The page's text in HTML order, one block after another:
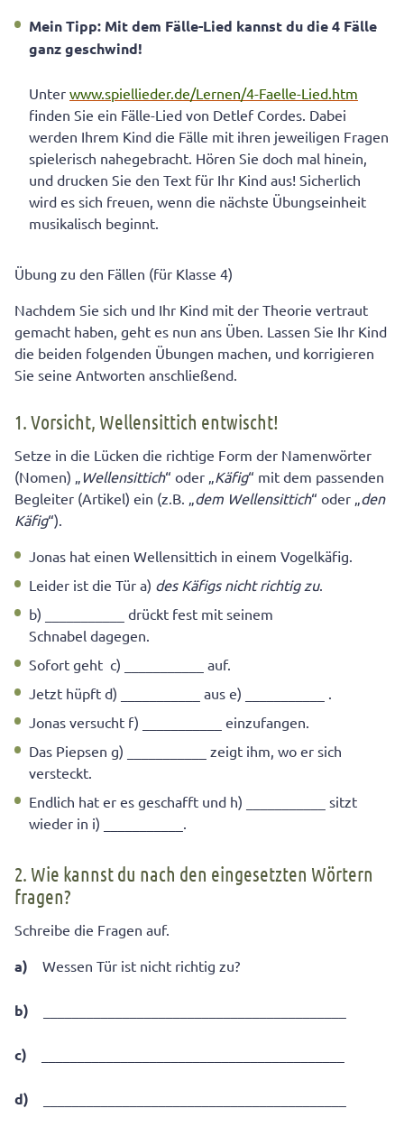
Mein Tipp: Mit dem Fälle-Lied kannst du die 4 Fälle
ganz geschwind!
Unter www.spiellieder.de/Lernen/4-Faelle-Lied.htm
finden Sie ein Fälle-Lied von Detlef Cordes. Dabei
werden Ihrem Kind die Fälle mit ihren jeweiligen Fragen
spielerisch nahegebracht. Hören Sie doch mal hinein,
und drucken Sie den Text für Ihr Kind aus! Sicherlich
wird es sich freuen, wenn die nächste Übungseinheit
musikalisch beginnt.
Übung zu den Fällen (für Klasse 4)
Nachdem Sie sich und Ihr Kind mit der Theorie vertraut
gemacht haben, geht es nun ans Üben. Lassen Sie Ihr Kind
die beiden folgenden Übungen machen, und korrigieren
Sie seine Antworten anschließend.
1. Vorsicht, Wellensittich entwischt!
Setze in die Lücken die richtige Form der Namenwörter
(Nomen) „ Wellensittich“ oder „Käfig“ mit dem passenden
Begleiter (Artikel) ein (z.B. „dem Wellensittich“ oder „den
Käfig“).
Jonas hat einen Wellensittich in einem Vogelkäfig.
Leider ist die Tür a) des Käfigs nicht richtig zu.
b) ___________ drückt fest mit seinem
Schnabel dagegen.
Sofort geht c) ___________ auf.
Jetzt hüpft d) ___________ aus e) ___________ .
Jonas versucht f) ___________ einzufangen.
Das Piepsen g) ___________ zeigt ihm, wo er sich
versteckt.
Endlich hat er es geschafft und h) ___________ sitzt
wieder in i) ___________.
2. Wie kannst du nach den eingesetzten Wörtern
fragen?
Schreibe die Fragen auf.
a) Wessen Tür ist nicht richtig zu?
b)
c)
d)